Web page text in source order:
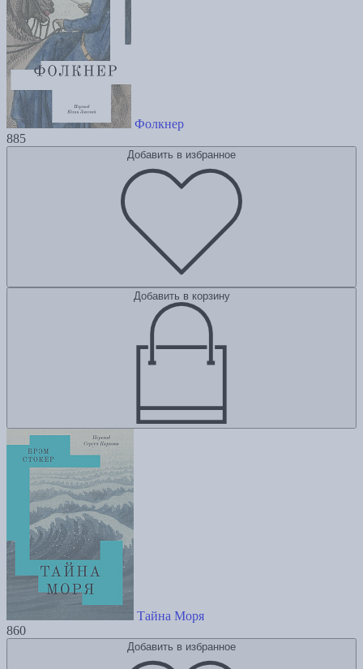
Фолкнер
885
Добавить в избранное
Добавить в корзину
Тайна Моря
860
Добавить в избранное